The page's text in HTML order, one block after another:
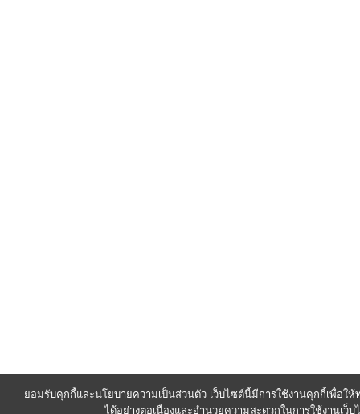
ยอมรับคุกกี้และนโยบายความเป็นส่วนตัว เว็บไซต์นี้มีการใช้งานคุกกี้เพื่อให้
ได้อย่างต่อเนื่องและอำนวยความสะดวกในการใช้งานเว็บ